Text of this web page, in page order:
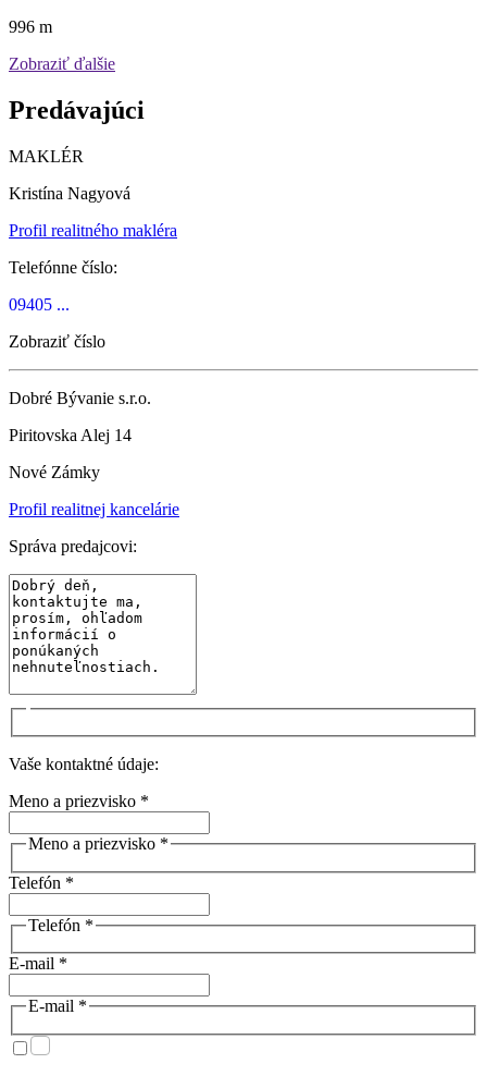
996 m
Zobraziť ďalšie
Predávajúci
MAKLÉR
Kristína Nagyová
Profil realitného makléra
Telefónne číslo:
09405 ...
Zobraziť číslo
Dobré Bývanie s.r.o.
Piritovska Alej 14
Nové Zámky
Profil realitnej kancelárie
Správa predajcovi:
Vaše kontaktné údaje:
Meno a priezvisko *
Meno a priezvisko *
Telefón *
Telefón *
E-mail *
E-mail *